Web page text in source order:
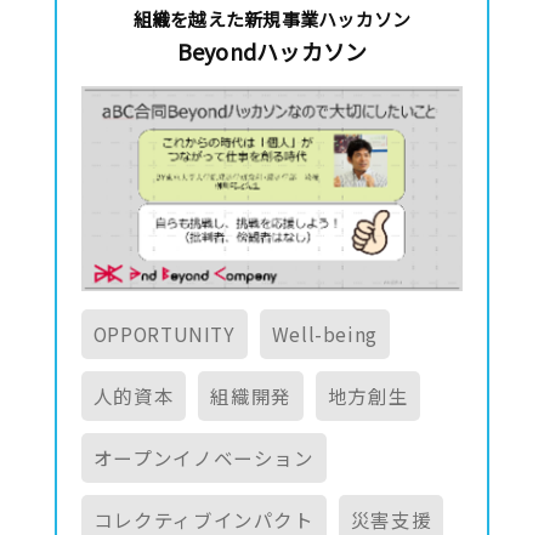
組織を越えた新規事業ハッカソン
Beyondハッカソン
OPPORTUNITY Well-being
人的資本 組織開発 地方創生
オープンイノベーション
コレクティブインパクト 災害支援